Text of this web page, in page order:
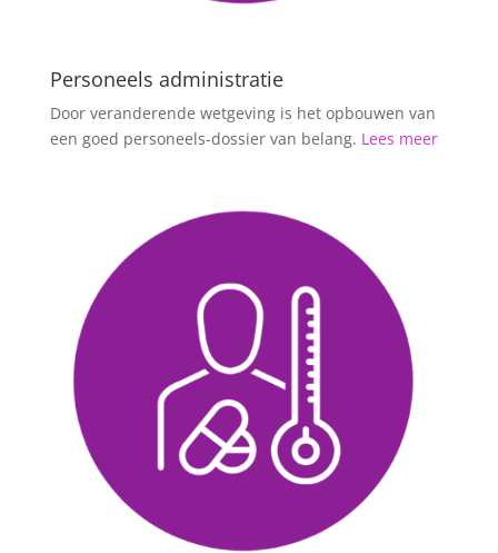
Personeels administratie
Door veranderende wetgeving is het opbouwen van
een goed personeels-dossier van belang. Lees meer